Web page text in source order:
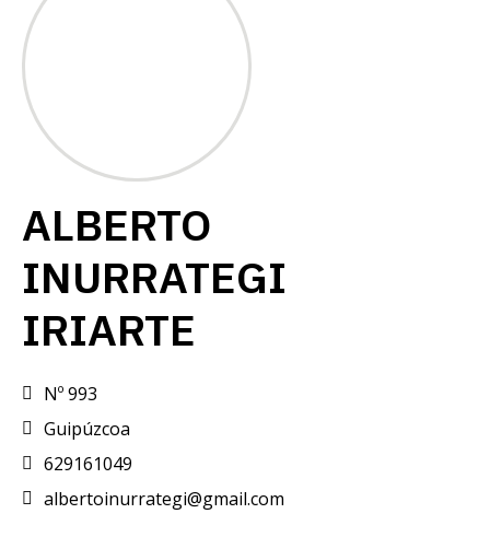
ALBERTO
INURRATEGI
IRIARTE
Nº 993
Guipúzcoa
629161049
albertoinurrategi@gmail.com